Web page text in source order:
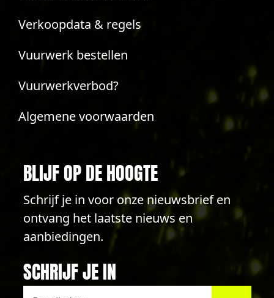
Verkoopdata & regels
Vuurwerk bestellen
Vuurwerkverbod?
Algemene voorwaarden
BLIJF OP DE HOOGTE
Schrijf je in voor onze nieuwsbrief en
ontvang het laatste nieuws en
aanbiedingen.
SCHRIJF JE IN